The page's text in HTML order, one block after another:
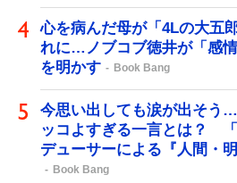
心を病んだ母が「4Lの大五
れに…ノブコブ徳井が「感
を明かす
Book Bang
今思い出しても涙が出そう
ッコよすぎる一言とは？
デューサーによる『人間・
Book Bang